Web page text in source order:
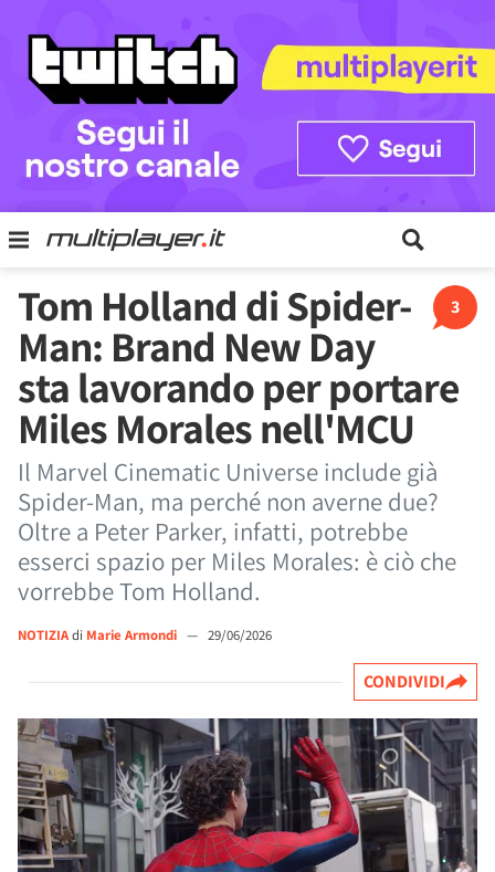
3
Tom Holland di Spider-
Man: Brand New Day
sta lavorando per portare
Miles Morales nell'MCU
Il Marvel Cinematic Universe include già
Spider-Man, ma perché non averne due?
Oltre a Peter Parker, infatti, potrebbe
esserci spazio per Miles Morales: è ciò che
vorrebbe Tom Holland.
NOTIZIAdi Marie Armondi — 29/06/2026
CONDIVIDI